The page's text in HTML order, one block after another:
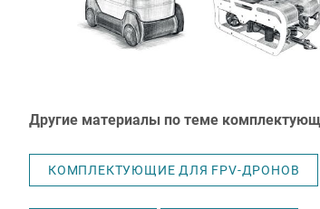
Другие материалы по теме
КОМПЛЕКТУЮЩИЕ ДЛЯ FPV-ДРОНОВ